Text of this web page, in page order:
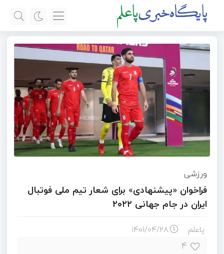
ورزشی
فراخوان «پیشنهادی» برای شعار تیم ملی فوتبال
ایران در جام جهانی ۲۰۲۲
پاعلم ۱۴۰۱/۰۴/۲۸
۴